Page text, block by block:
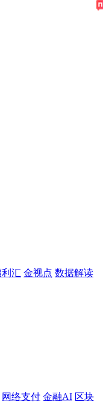
汇 金视点 数据解读
网络支付 金融AI 区块